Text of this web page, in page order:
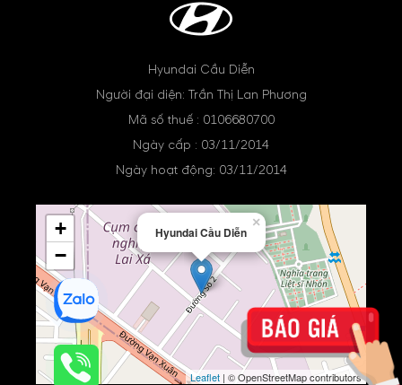
Hyundai Cầu Diễn
Người đại diện: Trần Thị Lan Phương
Mã số thuế : 0106680700
Ngày cấp : 03/11/2014
Ngày hoạt động: 03/11/2014
Hyundai Cầu Diễn
×
+
−
Leaflet | © OpenStreetMap contributors